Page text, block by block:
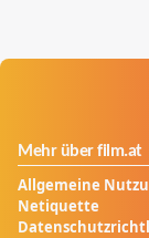
Mehr über film.at
Allgemeine
Netiquette